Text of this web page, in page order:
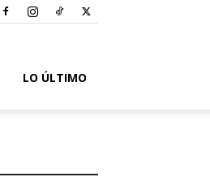
LO ÚLTIMO